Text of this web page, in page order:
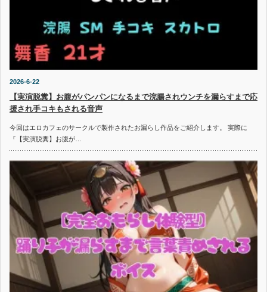
2026-6-22
【実演脱糞】お腹がパンパンになるまで浣腸されウンチを漏らすまで応
援され手コキもされる音声
今回はエロカフェのサークルで製作されたお漏らし作品をご紹介します。 実際に
『【実演脱糞】お腹が…